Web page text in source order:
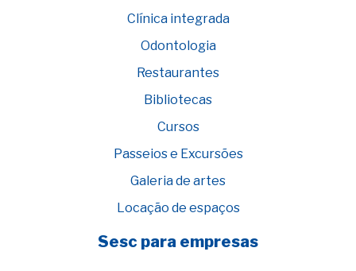
Clínica integrada
Odontologia
Restaurantes
Bibliotecas
Cursos
Passeios e Excursões
Galeria de artes
Locação de espaços
Sesc para empresas